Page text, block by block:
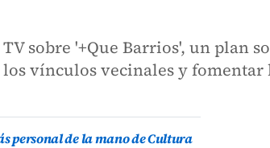
sobre '+Que Barrios', un plan
vínculos vecinales y
personal de la mano de Cultura